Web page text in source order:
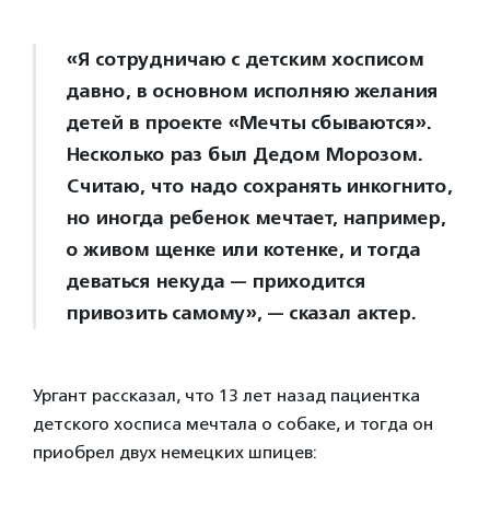
«Я сотрудничаю с детским хосписом
давно, в основном исполняю желания
детей в проекте «Мечты сбываются».
Несколько раз был Дедом Морозом.
Считаю, что надо сохранять инкогнито,
но иногда ребенок мечтает, например,
о живом щенке или котенке, и тогда
деваться некуда — приходится
привозить самому», — сказал актер.
Ургант рассказал, что 13 лет назад пациентка
детского хосписа мечтала о собаке, и тогда он
приобрел двух немецких шпицев: